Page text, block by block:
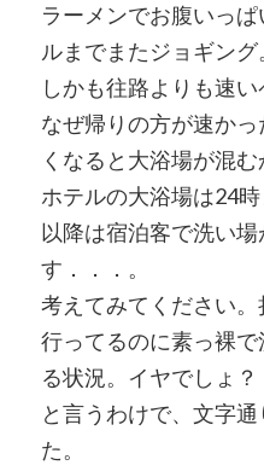
ラーメンでお腹いっ
ルまでまたジョギング
しかも往路よりも速い
なぜ帰りの方が速か
くなると大浴場が混む
ホテルの大浴場は24
以降は宿泊客で洗い
す．．．。
考えてみてください
行ってるのに素っ裸
る状況。イヤでしょ？
と言うわけで、文字
た。